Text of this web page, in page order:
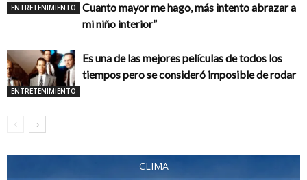
ENTRETENIMIENTO
Cuanto mayor me hago, más intento abrazar a
mi niño interior”
ENTRETENIMIENTO
Es una de las mejores películas de todos los
tiempos pero se consideró imposible de rodar
CLIMA